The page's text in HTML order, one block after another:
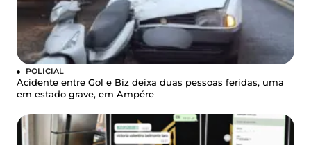
POLICIAL
Acidente entre Gol e Biz deixa duas pessoas feridas, uma
em estado grave, em Ampére